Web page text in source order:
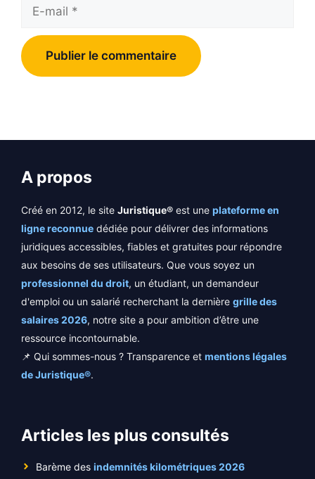
mail
A propos
Créé en 2012, le site Juristique® est une plateforme en
ligne reconnue dédiée pour délivrer des informations
juridiques accessibles, fiables et gratuites pour répondre
aux besoins de ses utilisateurs. Que vous soyez un
professionnel du droit, un étudiant, un demandeur
d'emploi ou un salarié recherchant la dernière grille des
salaires 2026, notre site a pour ambition d’être une
ressource incontournable.
📌 Qui sommes-nous ? Transparence et mentions légales
de Juristique®.
Articles les plus consultés
Barème des indemnités kilométriques 2026